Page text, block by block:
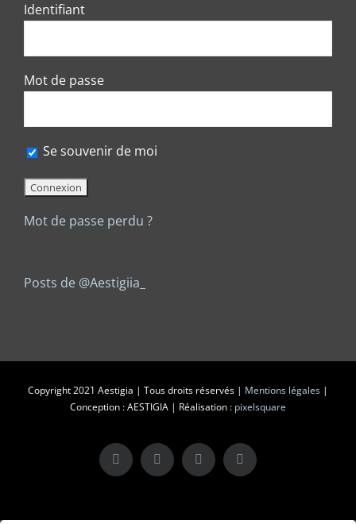
Identifiant
Mot de passe
Se souvenir de moi
Mot de passe perdu ?
Posts de @Aestigiia_
Copyright 2021 Aestigia | Tous droits réservés | Mentions légales |
Conception : AESTIGIA | Réalisation : pixelsquare
X LinkedInInstagramFacebook